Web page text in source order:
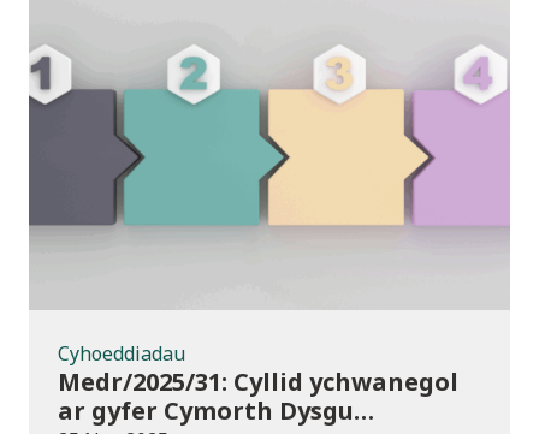
Cyhoeddiadau
Cyhoeddiadau
Medr/2025/31: Cyllid ychwanegol
ar gyfer Cymorth Dysgu